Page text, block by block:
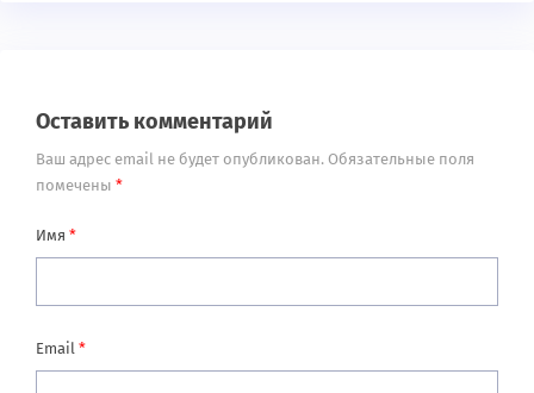
Оставить комментарий
Ваш адрес email не будет опубликован. Обязательные поля
помечены *
Имя *
Email *